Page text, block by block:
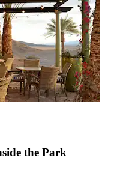
the Park